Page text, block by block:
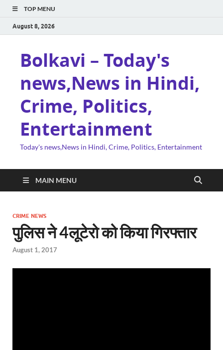
TOP MENU
August 8, 2026
Bolkavi – Today's
news,News in Hindi,
Crime, Politics,
Entertainment
Today's news,News in Hindi, Crime, Politics, Entertainment
MAIN MENU
CRIME NEWS
पुलिस ने 4लूटेरो को किया गिरफ्तार
August 1, 2017